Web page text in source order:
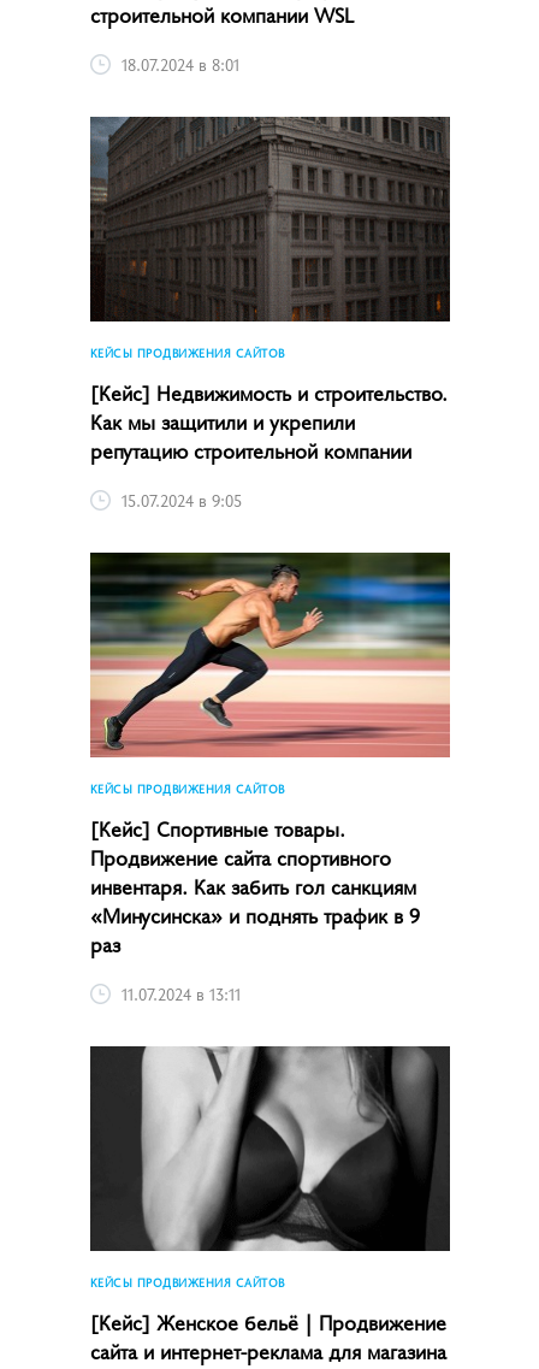
строительной компании WSL
18.07.2024 в 8:01
КЕЙСЫ ПРОДВИЖЕНИЯ САЙТОВ
[Кейс] Недвижимость и строительство.
Как мы защитили и укрепили
репутацию строительной компании
15.07.2024 в 9:05
КЕЙСЫ ПРОДВИЖЕНИЯ САЙТОВ
[Кейс] Спортивные товары.
Продвижение сайта спортивного
инвентаря. Как забить гол санкциям
«Минусинска» и поднять трафик в 9
раз
11.07.2024 в 13:11
КЕЙСЫ ПРОДВИЖЕНИЯ САЙТОВ
[Кейс] Женское бельё | Продвижение
сайта и интернет-реклама для магазина